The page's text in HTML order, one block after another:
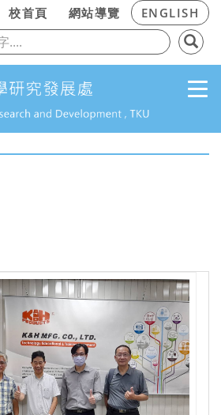
校首頁 網站導覽 ENGLISH